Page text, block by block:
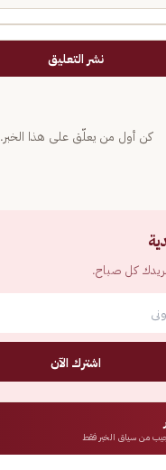
نشر التعليق
كن أول من يعلّق على هذا الخبر.
بريدك كل صباح.
اشترك الآن
من سياق الخبر فقط